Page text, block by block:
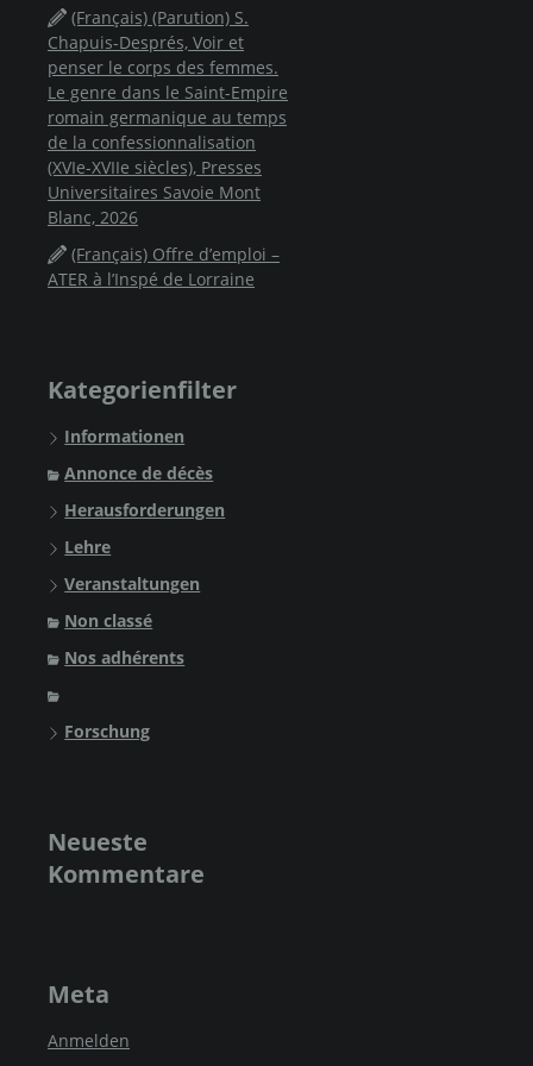
(Français) (Parution) S.
Chapuis-Després, Voir et
penser le corps des femmes.
Le genre dans le Saint-Empire
romain germanique au temps
de la confessionnalisation
(XVIe-XVIIe siècles), Presses
Universitaires Savoie Mont
Blanc, 2026
(Français) Offre d’emploi –
ATER à l’Inspé de Lorraine
Kategorienfilter
Informationen
Annonce de décès
Herausforderungen
Lehre
Veranstaltungen
Non classé
Nos adhérents
Forschung
Neueste
Kommentare
Meta
Anmelden